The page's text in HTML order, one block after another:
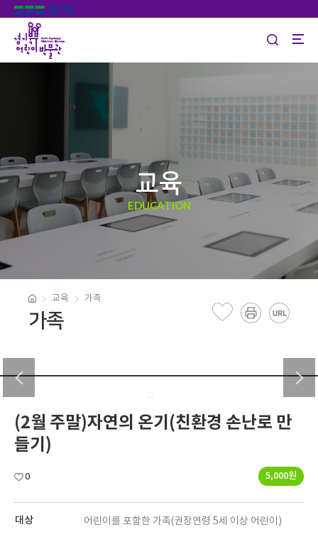
교육
EDUCATION
교육 가족
가족
(2월 주말)자연의 온기(친환경 손난로 만
들기)
0 5,000원
대상 어린이를 포함한 가족(권장연령 5세 이상 어린이)